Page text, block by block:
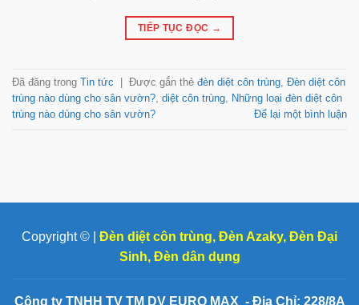
TIẾP TỤC ĐỌC →
Đã đăng trong Tin tức Được gắn thẻ đèn diệt côn trùng Đèn diệt côn
trùng nào dùng cho sân vườn? diệt côn trùng
Những loại đèn diệt côn
trùng nào dùng cho sân vườn?
Để lại một bình luận
Copyright © | Đèn diệt côn trùng, Đèn Azaky, Đèn Đại
Sinh, Đèn dân dụng
Công ty TNHH TV TM DV EURO MAX - Địa Chỉ: 228/8A